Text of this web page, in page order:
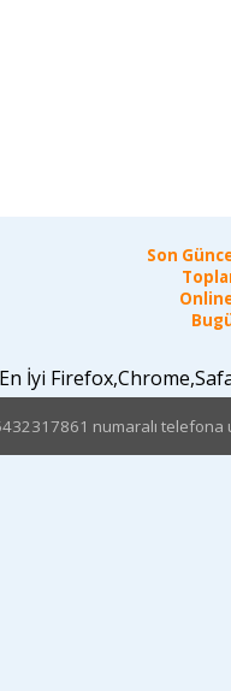
Son
İyi
numaralı telefona